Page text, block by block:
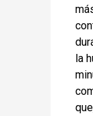
la